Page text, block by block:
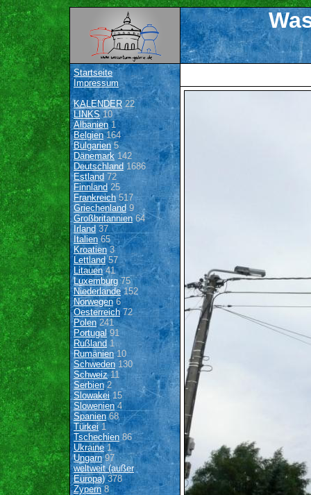
Startseite
Impressum
KALENDER22
LINKS10
Albanien1
Belgien164
Bulgarien 5
Dänemark142
Deutschland 1686
Estland 72
Finnland 25
Frankreich517
Griechenland9
Großbritannien64
Irland 37
Italien65
Kroatien3
Lettland57
Litauen41
Luxemburg 75
Niederlande152
Norwegen6
Oesterreich72
Polen 241
Portugal91
Rußland 1
Rumänien10
Schweden 130
Schweiz11
Serbien2
Slowakei15
Slowenien4
Spanien68
Türkei1
Tschechien 86
Ukraine1
Ungarn97
weltweit (außer
Europa)378
Zypern8